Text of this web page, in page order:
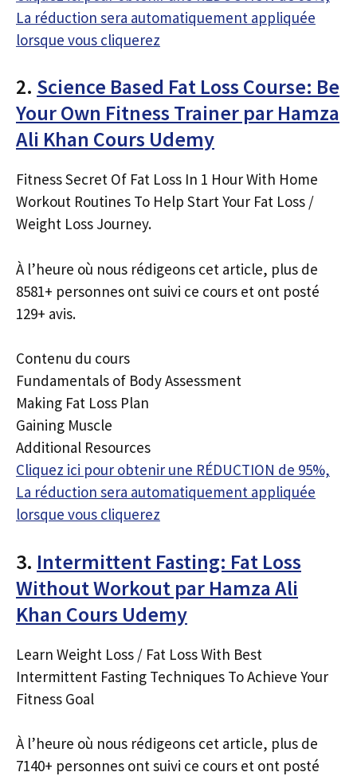
La réduction sera automatiquement appliquée
lorsque vous cliquerez
2. Science Based Fat Loss Course: Be
Your Own Fitness Trainer par Hamza
Ali Khan Cours Udemy
Fitness Secret Of Fat Loss In 1 Hour With Home
Workout Routines To Help Start Your Fat Loss /
Weight Loss Journey.
À l’heure où nous rédigeons cet article, plus de
8581+ personnes ont suivi ce cours et ont posté
129+ avis.
Contenu du cours
Fundamentals of Body Assessment
Making Fat Loss Plan
Gaining Muscle
Additional Resources
Cliquez ici pour obtenir une RÉDUCTION de 95%,
La réduction sera automatiquement appliquée
lorsque vous cliquerez
3. Intermittent Fasting: Fat Loss
Without Workout par Hamza Ali
Khan Cours Udemy
Learn Weight Loss / Fat Loss With Best
Intermittent Fasting Techniques To Achieve Your
Fitness Goal
À l’heure où nous rédigeons cet article, plus de
7140+ personnes ont suivi ce cours et ont posté